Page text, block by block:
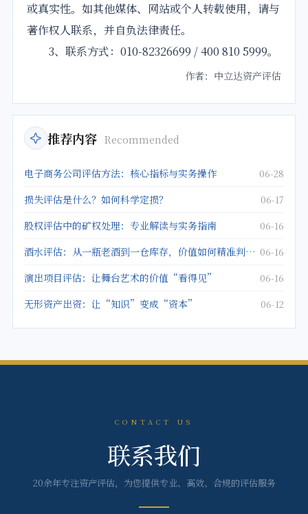
或真实性。如其他媒体、网站或个人转载使用，请与
著作权人联系，并自负法律责任。
3、联系方式：010-82326699 / 400 810 5999。
作者：中立达资产评估
推荐内容 Recommended
电子商务公司评估方法：核心指标与实务操作 06-28
损失评估是什么？如何科学定损？ 06-17
股权评估中的矿权处理：专业解读与实务指南 06-16
酒水评估：从一瓶老酒到一仓库存，价值如何精准判定？ 06-16
演出项目评估：让舞台艺术的价值“看得见” 06-16
无形资产出资：让“知识”变成“资本” 06-12
CONTACT US
联系我们
20余年专注资产评估，为您提供专业、高效、合规的评估服务